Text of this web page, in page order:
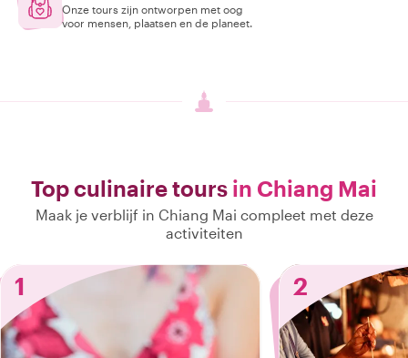
Onze tours zijn ontworpen met oog
voor mensen, plaatsen en de planeet.
Top culinaire tours in Chiang Mai
Maak je verblijf in Chiang Mai compleet met deze
activiteiten
1 2